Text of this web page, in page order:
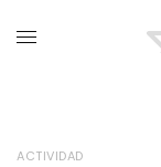
ACTIVIDAD